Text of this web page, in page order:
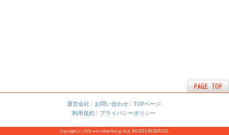
運営会社 お問い合わせ
TOPページ
利用規約
プライバシーポリシー
Copyright (c) 2026 www.illust-box.jp ALL RIGHTS RESERVED.